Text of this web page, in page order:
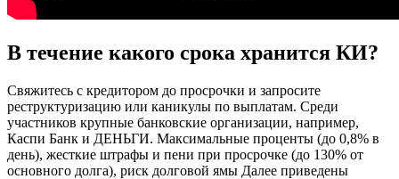
В течение какого срока хранится КИ?
Свяжитесь с кредитором до просрочки и запросите
реструктуризацию или каникулы по выплатам. Среди
участников крупные банковские организации, например,
Каспи Банк и ДЕНЬГИ. Максимальные проценты (до 0,8% в
день), жесткие штрафы и пени при просрочке (до 130% от
основного долга), риск долговой ямы Далее приведены